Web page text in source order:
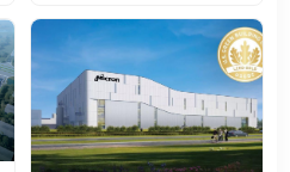
手机、折叠笔记本等柔性显示
产品。
套、动力站等功能于一体的公
辅设施。该项目将联合上海集
成电路材料研究院共同承担国
家集成电路材料创新中心项
目，拟建设一座硅材料工程技
术研发实验基地。该项目建成